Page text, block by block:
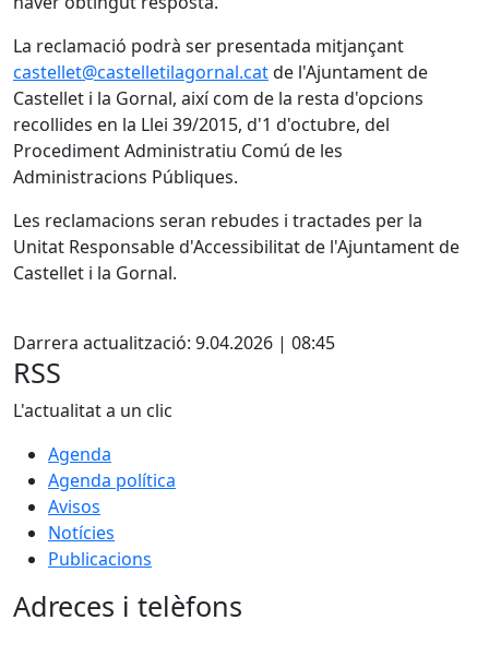
La reclamació podrà ser presentada mitjançant
castellet@castelletilagornal.catde l'Ajuntament de
Castellet i la Gornal, així com de la resta d'opcions
recollides en la Llei 39/2015, d'1 d'octubre, del
Procediment Administratiu Comú de les
Administracions Públiques.
Les reclamacions seran rebudes i tractades per la
Unitat Responsable d'Accessibilitat de l'Ajuntament de
Castellet i la Gornal.
Darrera actualització: 9.04.2026 | 08:45
RSS
L'actualitat a un clic
Agenda
Agenda política
Avisos
Notícies
Publicacions
Adreces i telèfons